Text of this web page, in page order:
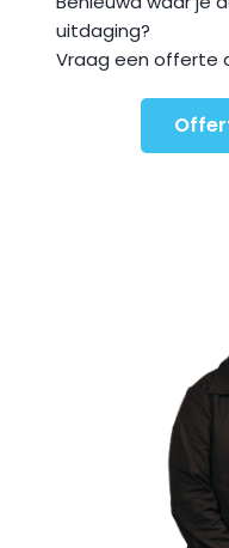
uitdaging?
Vraag een offerte